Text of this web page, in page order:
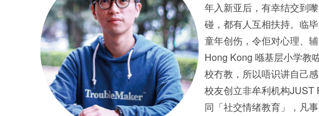
年入新亚后，有幸结交到
碰，都有人互相扶持。临
童年创伤，令佢对心理、
Hong Kong 喺基层小学教
校冇教，所以唔识讲自己
校友创立非牟利机构JUST
同「社交情绪教育」，凡